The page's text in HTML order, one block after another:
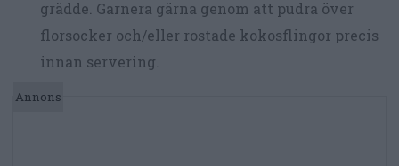
grädde. Garnera gärna genom att pudra över
florsocker och/eller rostade kokosflingor precis
innan servering.